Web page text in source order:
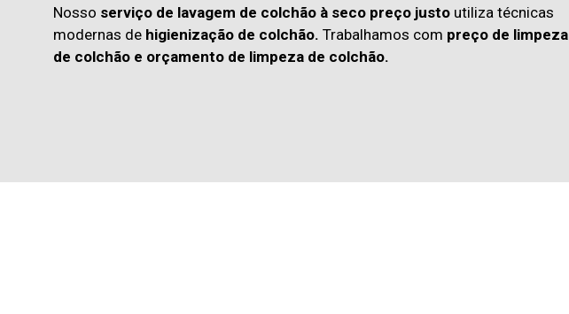
Nosso serviço de lavagem de colchão à seco preço justo utiliza técnicas
modernas de higienização de colchão. Trabalhamos com preço de limpeza
de colchão e orçamento de limpeza de colchão.